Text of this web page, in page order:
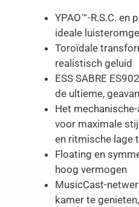
YPAO™-R.S.C. en
ideale
Toroïdale
realistisch geluid
ESS SABRE
de ultieme,
Het
voor maximale
en ritmische lage
Floating en
hoog vermogen
MusicCast-
kamer te